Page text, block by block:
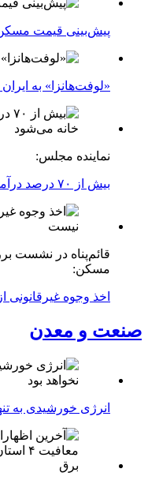
پیش‌بینی قیمت مسکن تا
«لوفت‌هانزا» به
نماینده مجلس:
بیش از ۷۰ درصد درآمد خانوار صرف اجاره خانه می‌شود
قائم‌پناه در نشست
مسکن:
اخذ وجوه
صنعت و معدن
انرژی خورشیدی به